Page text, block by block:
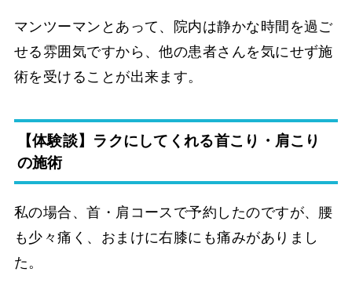
マンツーマンとあって、院内は静かな時間を過ご
せる雰囲気ですから、他の患者さんを気にせず施
術を受けることが出来ます。
【体験談】ラクにしてくれる首こり・肩こり
の施術
私の場合、首・肩コースで予約したのですが、腰
も少々痛く、おまけに右膝にも痛みがありまし
た。